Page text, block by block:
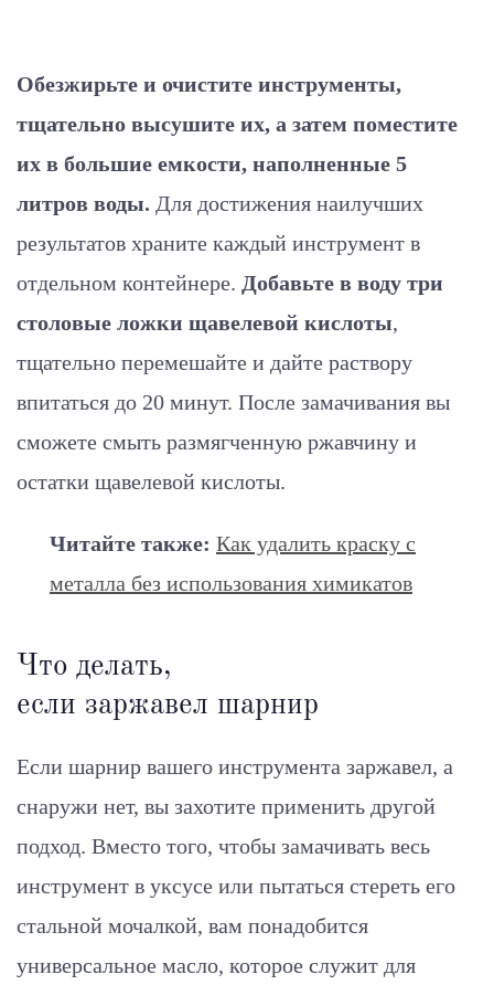
Обезжирьте и очистите инструменты,
тщательно высушите их, а затем поместите
их в большие емкости, наполненные 5
литров воды. Для достижения наилучших
результатов храните каждый инструмент в
отдельном контейнере. Добавьте в воду три
столовые ложки щавелевой кислоты,
тщательно перемешайте и дайте раствору
впитаться до 20 минут. После замачивания вы
сможете смыть размягченную ржавчину и
остатки щавелевой кислоты.
Читайте также: Как удалить краску с
металла без использования химикатов
Что делать,
если заржавел шарнир
Если шарнир вашего инструмента заржавел, а
снаружи нет, вы захотите применить другой
подход. Вместо того, чтобы замачивать весь
инструмент в уксусе или пытаться стереть его
стальной мочалкой, вам понадобится
универсальное масло, которое служит для